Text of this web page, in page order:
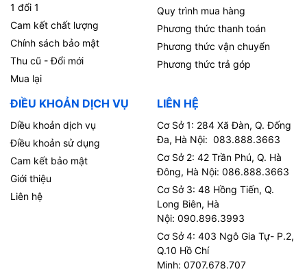
1 đổi 1
Cam kết chất lượng
Chính sách bảo mật
Thu cũ - Đổi mới
Mua lại
Quy trình mua hàng
Phương thức thanh toán
Phương thức vận chuyển
Phương thức trả góp
ĐIỀU KHOẢN DỊCH VỤ
Diều khoản dịch vụ
Điều khoản sử dụng
Cam kết bảo mật
Giới thiệu
Liên hệ
LIÊN HỆ
Cơ Sở 1: 284 Xã Đàn, Q. Đống
Đa, Hà Nội: 083.888.3663
Cơ Sở 2: 42 Trần Phú, Q. Hà
Đông, Hà Nội: 086.888.3663
Cơ Sở 3: 48 Hồng Tiến, Q.
Long Biên, Hà
Nội: 090.896.3993
Cơ Sở 4: 403 Ngô Gia Tự- P.2,
Q.10 Hồ Chí
Minh: 0707.678.707